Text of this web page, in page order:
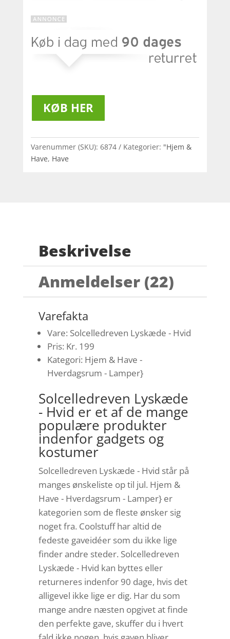
KØB HER
Varenummer (SKU): 6874 Kategorier: "Hjem &
Have, Have
Beskrivelse
Anmeldelser (22)
Varefakta
Vare: Solcelledreven Lyskæde - Hvid
Pris: Kr. 199
Kategori: Hjem & Have -
Hverdagsrum - Lamper}
Solcelledreven Lyskæde
- Hvid er et af de mange
populære produkter
indenfor gadgets og
kostumer
Solcelledreven Lyskæde - Hvid står på
manges ønskeliste op til jul. Hjem &
Have - Hverdagsrum - Lamper} er
kategorien som de fleste ønsker sig
noget fra. Coolstuff har altid de
fedeste gaveidéer som du ikke lige
finder andre steder. Solcelledreven
Lyskæde - Hvid kan byttes eller
returneres indenfor 90 dage, hvis det
alligevel ikke lige er dig. Har du som
mange andre næsten opgivet at finde
den perfekte gave, skuffer du i hvert